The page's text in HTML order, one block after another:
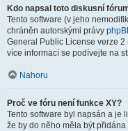
Kdo napsal toto diskusní
Tento software (v jeho
chráněn autorskými právy
General Public License verze
více informací se podívejte na
Nahoru
Proč ve fóru není funkce XY?
Tento software byl napsán a je
že by do něho měla být